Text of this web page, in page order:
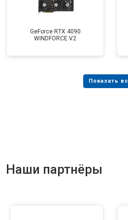
GeForce RTX 4090
WINDFORCE V2
Наши партнёры